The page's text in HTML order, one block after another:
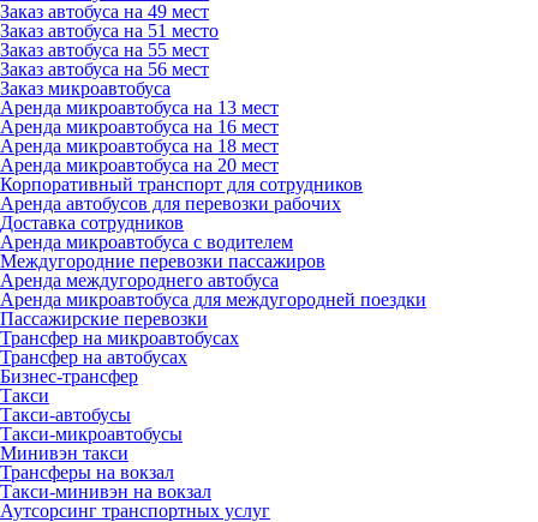
Заказ автобуса на 49 мест
Заказ автобуса на 51 место
Заказ автобуса на 55 мест
Заказ автобуса на 56 мест
Заказ микроавтобуса
Аренда микроавтобуса на 13 мест
Аренда микроавтобуса на 16 мест
Аренда микроавтобуса на 18 мест
Аренда микроавтобуса на 20 мест
Корпоративный транспорт для сотрудников
Аренда автобусов для перевозки рабочих
Доставка сотрудников
Аренда микроавтобуса с водителем
Междугородние перевозки пассажиров
Аренда междугороднего автобуса
Аренда микроавтобуса для междугородней поездки
Пассажирские перевозки
Трансфер на микроавтобусах
Трансфер на автобусах
Бизнес-трансфер
Такси
Такси-автобусы
Такси-микроавтобусы
Минивэн такси
Трансферы на вокзал
Такси-минивэн на вокзал
Аутсорсинг транспортных услуг